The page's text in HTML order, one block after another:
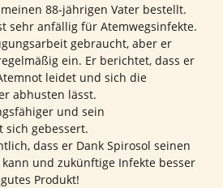
88-jährigen Vater bestellt.
sehr anfällig für Atemwegsinfekte.
gebraucht, aber er
ein. Er berichtet, dass er
leidet und sich die
abhusten lässt.
und sein
sich gebessert.
dass er Dank Spirosol seinen
und zukünftige Infekte besser
Produkt!